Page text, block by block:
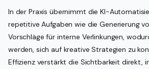
In der Praxis übernimmt die KI-
repetitive Aufgaben wie die Generierung
Vorschläge für interne Verlinkungen,
werden, sich auf kreative Strategien zu
Effizienz verstärkt die Sichtbarkeit direkt,